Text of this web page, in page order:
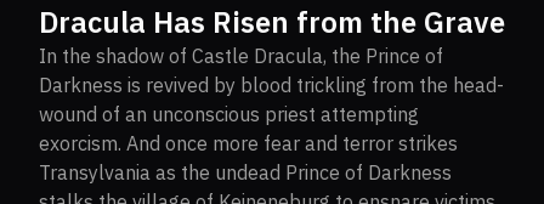
Dracula Has Risen from the Grave
In the shadow of Castle Dracula, the Prince of
Darkness is revived by blood trickling from the head-
wound of an unconscious priest attempting
exorcism. And once more fear and terror strikes
Transylvania as the undead Prince of Darkness